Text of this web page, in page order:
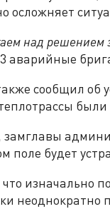
осложняет
над решением
аварийные
сообщил об
замглавы
поле будет
изначально
неоднократно